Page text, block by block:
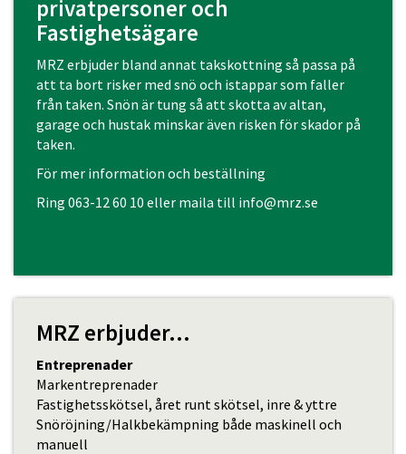
privatpersoner och
Fastighetsägare
MRZ erbjuder bland annat takskottning så passa på
att ta bort risker med snö och istappar som faller
från taken. Snön är tung så att skotta av altan,
garage och hustak minskar även risken för skador på
taken.
För mer information och beställning
Ring 063-12 60 10 eller maila till info@mrz.se
MRZ erbjuder...
Entreprenader
Markentreprenader
Fastighetsskötsel, året runt skötsel, inre & yttre
Snöröjning/Halkbekämpning både maskinell och
manuell